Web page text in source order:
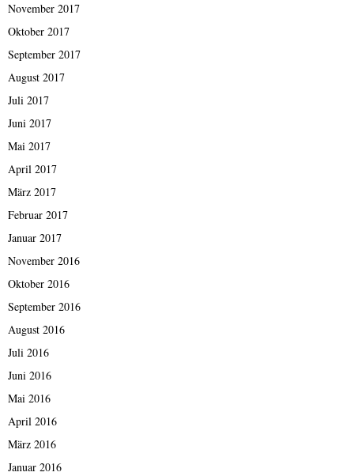
November 2017
Oktober 2017
September 2017
August 2017
Juli 2017
Juni 2017
Mai 2017
April 2017
März 2017
Februar 2017
Januar 2017
November 2016
Oktober 2016
September 2016
August 2016
Juli 2016
Juni 2016
Mai 2016
April 2016
März 2016
Januar 2016